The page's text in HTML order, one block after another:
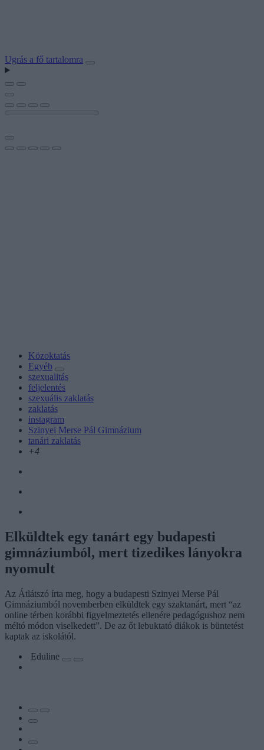
Ugrás a fő tartalomra
Közoktatás
Egyéb
szexualitás
feljelentés
szexuális zaklatás
zaklatás
instagram
Szinyei Merse Pál Gimnázium
tanári zaklatás
+4
Elküldtek egy tanárt egy budapesti
gimnáziumból, mert tizedikes lányokra
nyomult
Az Átlátszó írta meg, hogy a budapesti Szinyei Merse Pál
Gimnáziumból novemberben elküldtek egy szaktanárt, mert “az
online térben korábbi figyelmeztetés ellenére pedagógushoz nem
méltó módon viselkedett”. De az őt lebuktató diákok is büntetést
kaptak az iskolától.
Eduline